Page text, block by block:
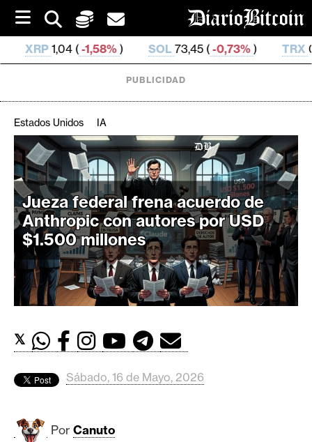
i
t
o
SOL73,45 (-0,73%) TRX 0,327 266 ( -0,07% )
C
r
i
p
t
o
M
e
r
d
s
B
PUBLICIDAD
Estados Unidos IA
Jueza federal frena acuerdo de
Anthropic con autores por USD
$1.500 millones
𝕏
Sábado, 16 de Mayo, 2026
Por Canuto